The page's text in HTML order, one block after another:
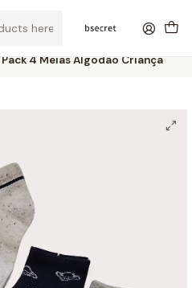
Pack 4 Meias Algodão Criança